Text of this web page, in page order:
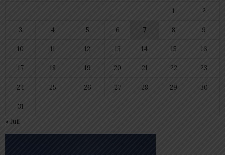
1 2
3 4 5 6 7 8 9
10 11 12 13 14 15 16
17 18 19 20 21 22 23
24 25 26 27 28 29 30
31
« Juil